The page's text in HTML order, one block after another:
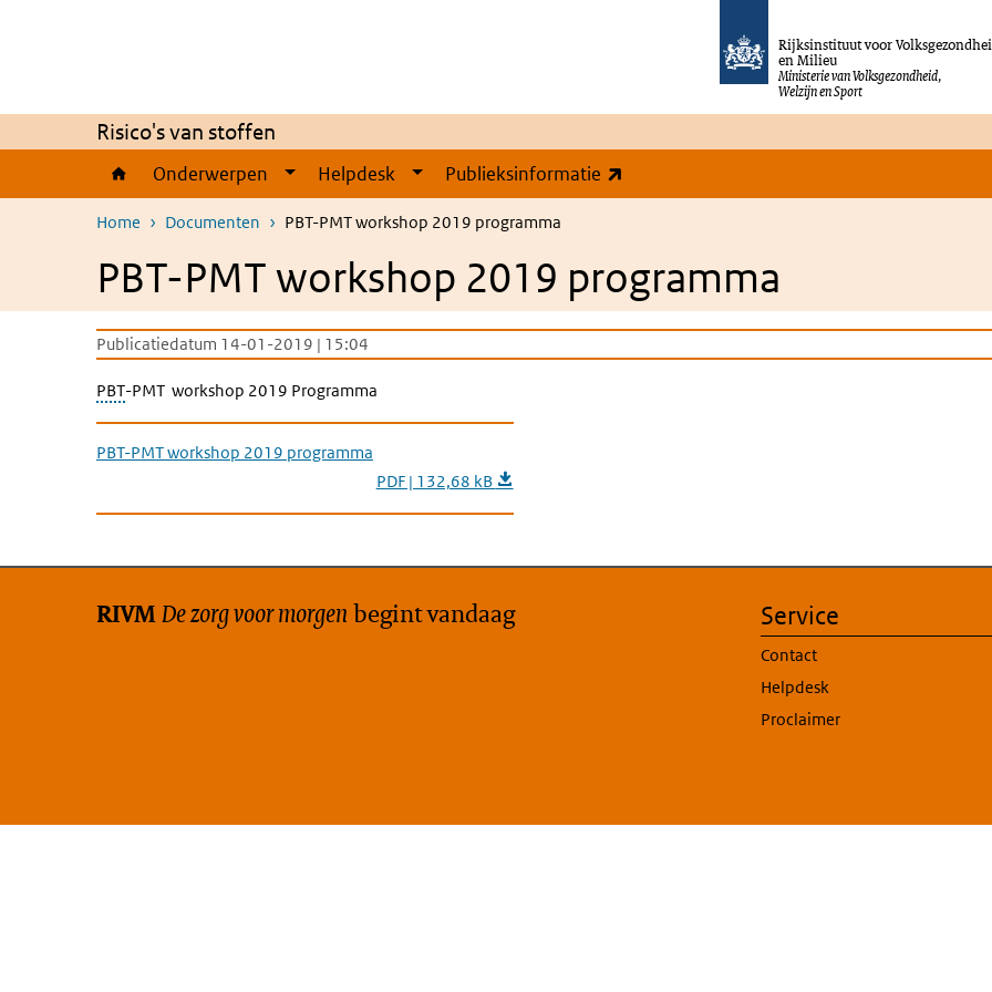
Rijksinstituut voor
en Milieu
Ministerie van Volksgezondheid,
Welzijn en Sport
Risico's van stoffen
Onderwerpen Helpdesk Publieksinformatie
Home Documenten PBT-PMT workshop 2019 programma
PBT-PMT workshop 2019 programma
Publicatiedatum 14-01-2019 | 15:04
PBT-PMT workshop 2019 Programma
PBT-PMT workshop 2019 programma
PDF | 132,68 kB
RIVMDe zorg voor morgen begint vandaag Service
Contact
Helpdesk
Proclaimer